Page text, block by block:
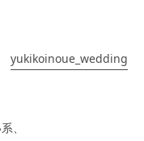
yukikoinoue_wedding
、